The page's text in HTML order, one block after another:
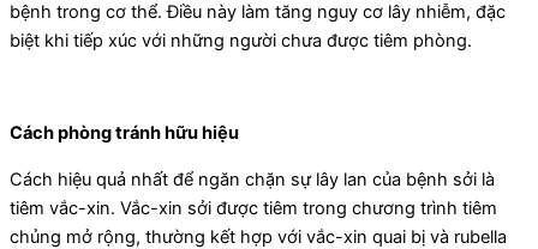
bệnh trong cơ thể. Điều này làm tăng nguy cơ lây nhiễm, đặc
biệt khi tiếp xúc với những người chưa được tiêm phòng.
Cách phòng tránh hữu hiệu
Cách hiệu quả nhất để ngăn chặn sự lây lan của bệnh sởi là
tiêm vắc-xin. Vắc-xin sởi được tiêm trong chương trình tiêm
chủng mở rộng, thường kết hợp với vắc-xin quai bị và rubella